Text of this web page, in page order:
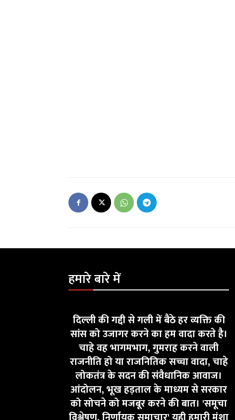
हमारे बारे में
दिल्ली की गद्दी से गली में बैठे हर व्यक्ति की
सांस को उजागर करने का हम वादा करते है।
चाहे वह भागमभाग, गुमराह करने वाली
राजनीति हो या राजनितिक सच्चा वादा, चाहे
लोकतंत्र के सदन की संवैधानिक आवाज।
आंदोलन, भूख हड़ताल के माध्यम से सरकार
को सोचने को मजबूर करने की बात। 'समूचा